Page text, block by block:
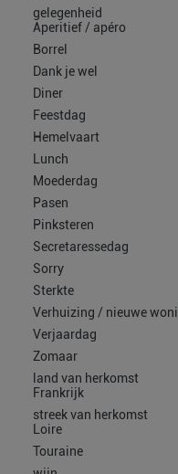
gelegenheid
Aperitief / apéro
Borrel
Dank je wel
Diner
Feestdag
Hemelvaart
Lunch
Moederdag
Pasen
Pinksteren
Secretaressedag
Sorry
Sterkte
Verhuizing / nieuwe
Verjaardag
Zomaar
land van herkomst
Frankrijk
streek van herkomst
Loire
Touraine